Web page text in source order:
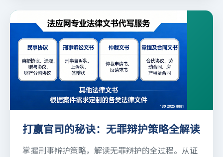
打赢官司的秘诀：无罪辩护策略全解读
掌握刑事辩护策略，解读无罪辩护的全过程。从证